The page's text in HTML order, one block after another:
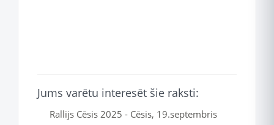
Jums varētu interesēt šie raksti:
Rallijs Cēsis 2025 - Cēsis, 19.septembris